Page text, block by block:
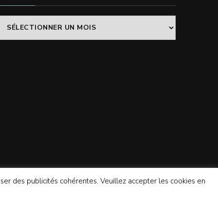
Archives
des publicités cohérentes. Veuillez accepter les cookies en